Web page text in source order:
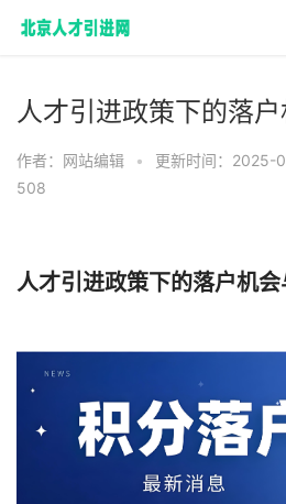
人才引进政策下的落
作者：网站编辑 • 更新时间：2025-
508
人才引进政策下的落户机